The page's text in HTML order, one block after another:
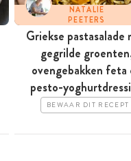
NATALIE
PEETERS
Griekse pastasalade
gegrilde
ovengebakken feta
pesto-
BEWAAR DIT RECEPT